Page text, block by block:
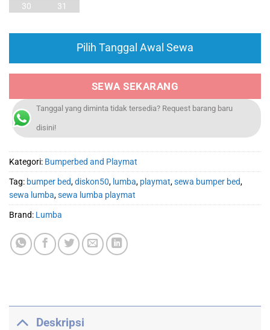
30 31
Pilih Tanggal Awal Sewa
SEWA SEKARANG
Tanggal yang diminta tidak tersedia? Request barang baru
disini!
Kategori: Bumperbed and Playmat
Tag: bumper bed,diskon50, lumba, playmat,sewa bumper bed,
sewa lumba,sewa lumba playmat
Brand: Lumba
Deskripsi